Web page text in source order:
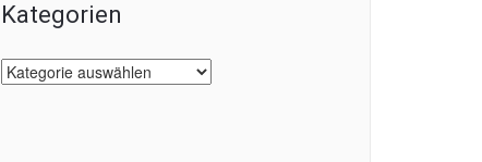
Kategorien
Kategorien